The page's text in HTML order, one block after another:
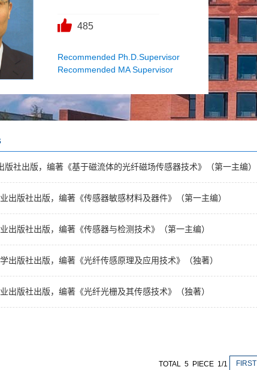
485
Recommended Ph.D.Supervisor
Recommended MA Supervisor
社出版，编著《基于磁流体的光纤磁场传感器技术》（第一主编）
出版社出版，编著《传感器敏感材料及器件》（第一主编）
出版社出版，编著《传感器与检测技术》（第一主编）
出版社出版，编著《光纤传感原理及应用技术》（独著）
出版社出版，编著《光纤光栅及其传感技术》（独著）
TOTAL 5 PIECE 1/1 FIRST